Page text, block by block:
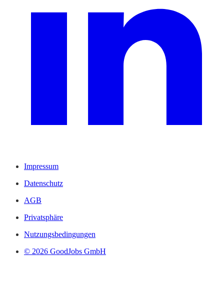
Impressum
Datenschutz
AGB
Privatsphäre
Nutzungsbedingungen
© 2026 GoodJobs GmbH